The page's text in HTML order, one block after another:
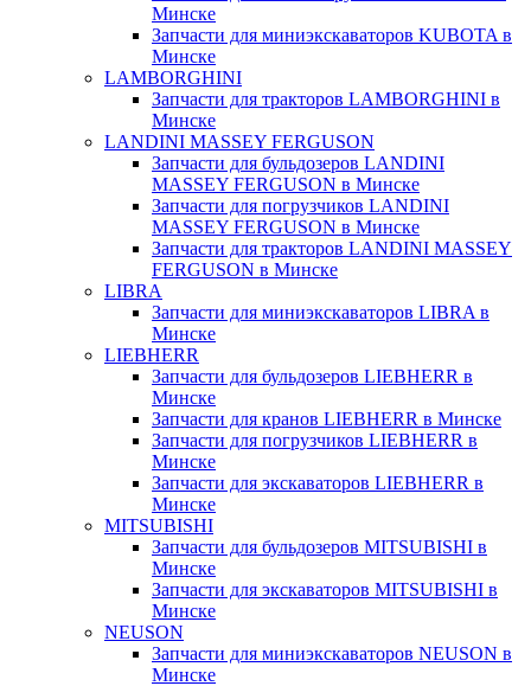
Минске
Запчасти для миниэкскаваторов KUBOTA в
Минске
LAMBORGHINI
Запчасти для тракторов LAMBORGHINI в
Минске
LANDINI MASSEY FERGUSON
Запчасти для бульдозеров LANDINI
MASSEY FERGUSON в Минске
Запчасти для погрузчиков LANDINI
MASSEY FERGUSON в Минске
Запчасти для тракторов LANDINI MASSEY
FERGUSON в Минске
LIBRA
Запчасти для миниэкскаваторов LIBRA в
Минске
LIEBHERR
Запчасти для бульдозеров LIEBHERR в
Минске
Запчасти для кранов LIEBHERR в Минске
Запчасти для погрузчиков LIEBHERR в
Минске
Запчасти для экскаваторов LIEBHERR в
Минске
MITSUBISHI
Запчасти для бульдозеров MITSUBISHI в
Минске
Запчасти для экскаваторов MITSUBISHI в
Минске
NEUSON
Запчасти для миниэкскаваторов NEUSON в
Минске